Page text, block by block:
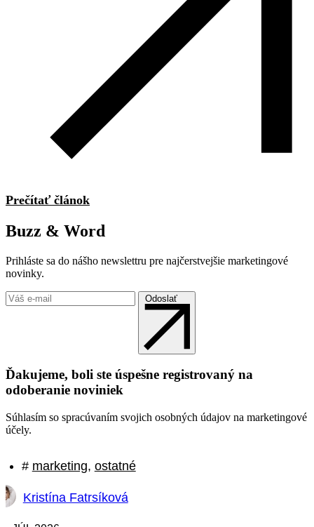
Prečítať článok
Buzz & Word
Prihláste sa do nášho newslettru pre najčerstvejšie marketingové
novinky.
Odoslať
Ďakujeme, boli ste úspešne registrovaný na
odoberanie noviniek
Súhlasím so spracúvaním svojich osobných údajov na marketingové
účely.
# marketing, ostatné
Kristína Fatrsíková